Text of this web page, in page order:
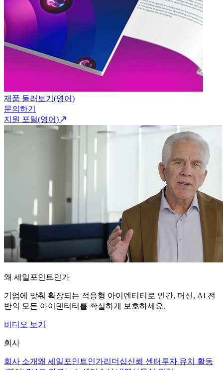
제품 둘러보기(영어)
문의하기
지원 포털(영어)
왜 세일포인트인가
기업에 맞춰 확장되는 적응형 아이덴티티로 인간, 머신, AI 전
반의 모든 아이덴티티를 확실하게 보호하세요.
비디오 보기
회사
회사 소개왜 세일포인트인가리더십신뢰 센터 투자 유치 활동